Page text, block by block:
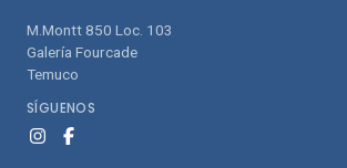
M.Montt 850 Loc. 103
Galería Fourcade
Temuco
SÍGUENOS